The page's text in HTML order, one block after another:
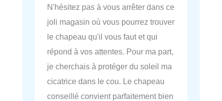
N'hésitez pas à vous arrêter dans ce
joli magasin où vous pourrez trouver
le chapeau qu'il vous faut et qui
répond à vos attentes. Pour ma part,
je cherchais à protéger du soleil ma
cicatrice dans le cou. Le chapeau
conseillé convient parfaitement bien